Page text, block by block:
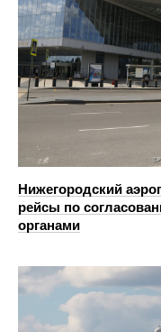
Нижегородский
рейсы по
органами